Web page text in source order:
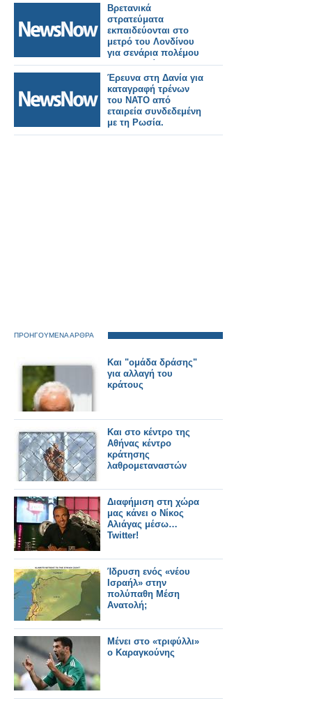
Βρετανικά
στρατεύματα
εκπαιδεύονται στο
μετρό του Λονδίνου
για σενάρια πολέμου
με τη Ρωσία!
Έρευνα στη Δανία για
καταγραφή τρένων
του ΝΑΤΟ από
εταιρεία συνδεδεμένη
με τη Ρωσία.
ΠΡΟΗΓΟΥΜΕΝΑ ΑΡΘΡΑ
Και "ομάδα δράσης"
για αλλαγή του
κράτους
Και στο κέντρο της
Αθήνας κέντρο
κράτησης
λαθρομεταναστών
Διαφήμιση στη χώρα
μας κάνει ο Νίκος
Αλιάγας μέσω…
Twitter!
Ίδρυση ενός «νέου
Ισραήλ» στην
πολύπαθη Μέση
Ανατολή;
Μένει στο «τριφύλλι»
ο Καραγκούνης